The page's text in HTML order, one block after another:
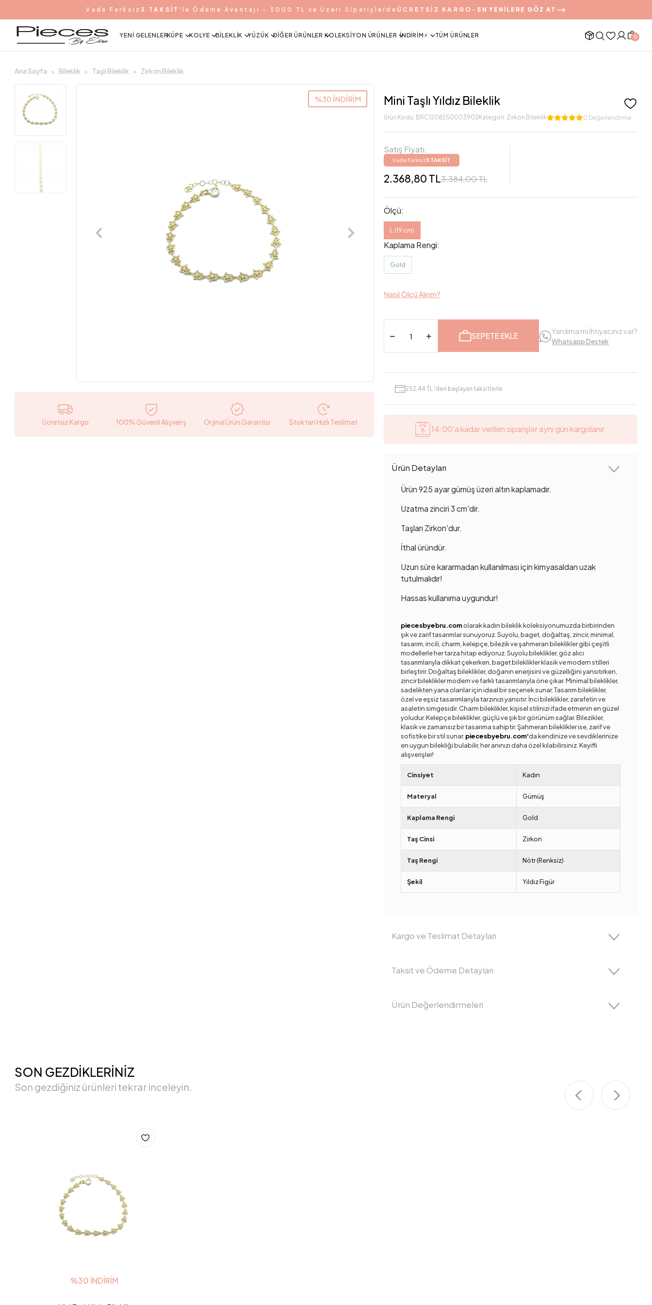
Vade Farksız 3 TAKSİT 'le Ödeme Avantajı - 5000 TL ve Üzeri Siparişlerde ÜCRETSİZ KARGO - EN YENİLERE GÖZ AT
YENI GELENLERKÜPE KOLYE BILEKLIK YÜZÜK DIĞER ÜRÜNLER KOLEKSIYON ÜRÜNLER İNDIRIM⚡️ TÜM ÜRÜNLER 0
Ana Sayfa Bileklik Taşlı Bileklik Zirkon Bileklik
%30 İNDİRİM
Ücretsiz Kargo 100% Güvenli Alışveirş Orjinal Ürün Garantisi Stoktan Hızlı Teslimat
Mini Taşlı Yıldız Bileklik
Ürün Kodu: BRC1208250003902 Kategori: Zirkon Bileklik 0 Değerlendirme
Satış Fiyatı:
Vade Farksız3 TAKSİT
2.368,80 TL3.384,00 TL
Ölçü:
L (19 cm)
Kaplama Rengi:
Gold
Nasıl Ölçü Alırım?
SEPETE EKLE Yardıma mı İhtiyacınız var?
Whatsapp Destek
252,44 TL 'den başlayan taksitlerle
14:00’a kadar verilen siparişler aynı gün kargolanır.
Ürün Detayları
Ürün 925 ayar gümüş üzeri altın kaplamadır.
Uzatma zinciri 3 cm'dir.
Taşları Zirkon'dur.
İthal üründür.
Uzun süre kararmadan kullanılması için kimyasaldan uzak
tutulmalıdır!
Hassas kullanıma uygundur!
piecesbyebru.comolarak kadın bileklik koleksiyonumuzda birbirinden
şık ve zarif tasarımlar sunuyoruz. Suyolu, baget, doğaltaş, zincir, minimal,
tasarım, incili, charm, kelepçe, bilezik ve şahmeran bileklikler gibi çeşitli
modellerle her tarza hitap ediyoruz. Suyolu bileklikler, göz alıcı
tasarımlarıyla dikkat çekerken, baget bileklikler klasik ve modern stilleri
birleştirir. Doğaltaş bileklikler, doğanın enerjisini ve güzelliğini yansıtırken,
zincir bileklikler modern ve farklı tasarımlarıyla öne çıkar. Minimal bileklikler,
sadelikten yana olanlar için ideal bir seçenek sunar. Tasarım bileklikler,
özel ve eşsiz tasarımlarıyla tarzınızı yansıtır. İnci bileklikler, zarafetin ve
asaletin simgesidir. Charm bileklikler, kişisel stilinizi ifade etmenin en güzel
yoludur. Kelepçe bileklikler, güçlü ve şık bir görünüm sağlar. Bilezikler,
klasik ve zamansız bir tasarıma sahiptir. Şahmeran bileklikler ise, zarif ve
sofistike bir stil sunar. piecesbyebru.com'da kendinize ve sevdiklerinize
en uygun bilekliği bulabilir, her anınızı daha özel kılabilirsiniz. Keyifli
alışverişler!
Cinsiyet Kadın
Materyal Gümüş
Kaplama Rengi Gold
Taş Cinsi Zirkon
Taş Rengi Nötr (Renksiz)
Şekil Yıldız Figür
Kargo ve Teslimat Detayları
Taksit ve Ödeme Detayları
Ürün Değerlendirmeleri
SON GEZDİKLERİNİZ
Son gezdiğiniz ürünleri tekrar inceleyin.
%30 İNDIRIM